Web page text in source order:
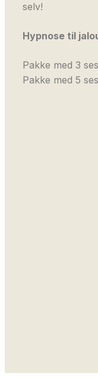
selv!
Hypnose til
Pakke med 3
Pakke med 5